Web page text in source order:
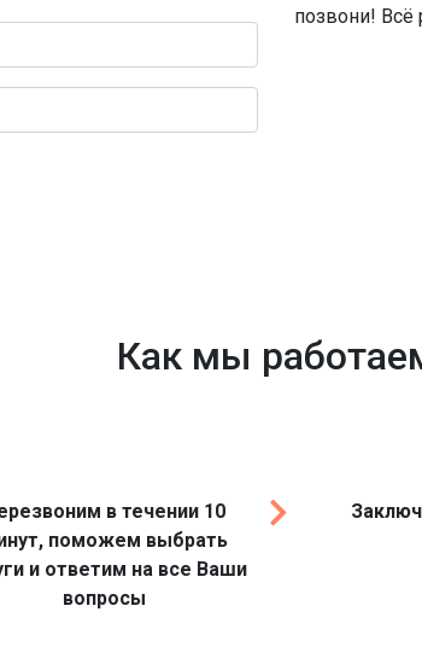
позвони!
Как мы
в течении 10
поможем выбрать
и ответим на все Ваши
вопросы